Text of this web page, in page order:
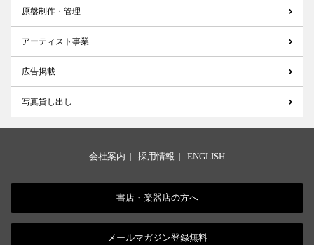
原盤制作・管理
アーティスト事業
広告掲載
写真貸し出し
会社案内 | 採用情報 | ENGLISH
書店・楽器店の方へ
メールマガジン登録無料